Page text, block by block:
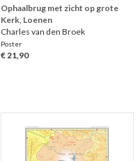
Ophaalbrug met zicht op grote
Kerk, Loenen
Charles van den Broek
Poster
€ 21,90